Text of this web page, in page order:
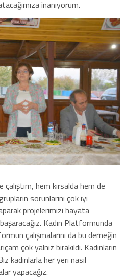
inanıyorum.
hem kırsalda hem de
sorunlarını çok iyi
projelerimizi hayata
Kadın Platformunda
çalışmalarını da bu derneğin
çok yalnız bırakıldı. Kadınların
kadınlarla her yeri nasıl
yapacağız.